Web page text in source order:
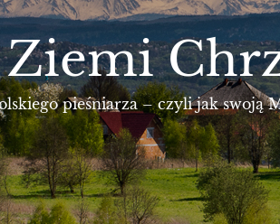
pieśniarza – czyli jak swoją